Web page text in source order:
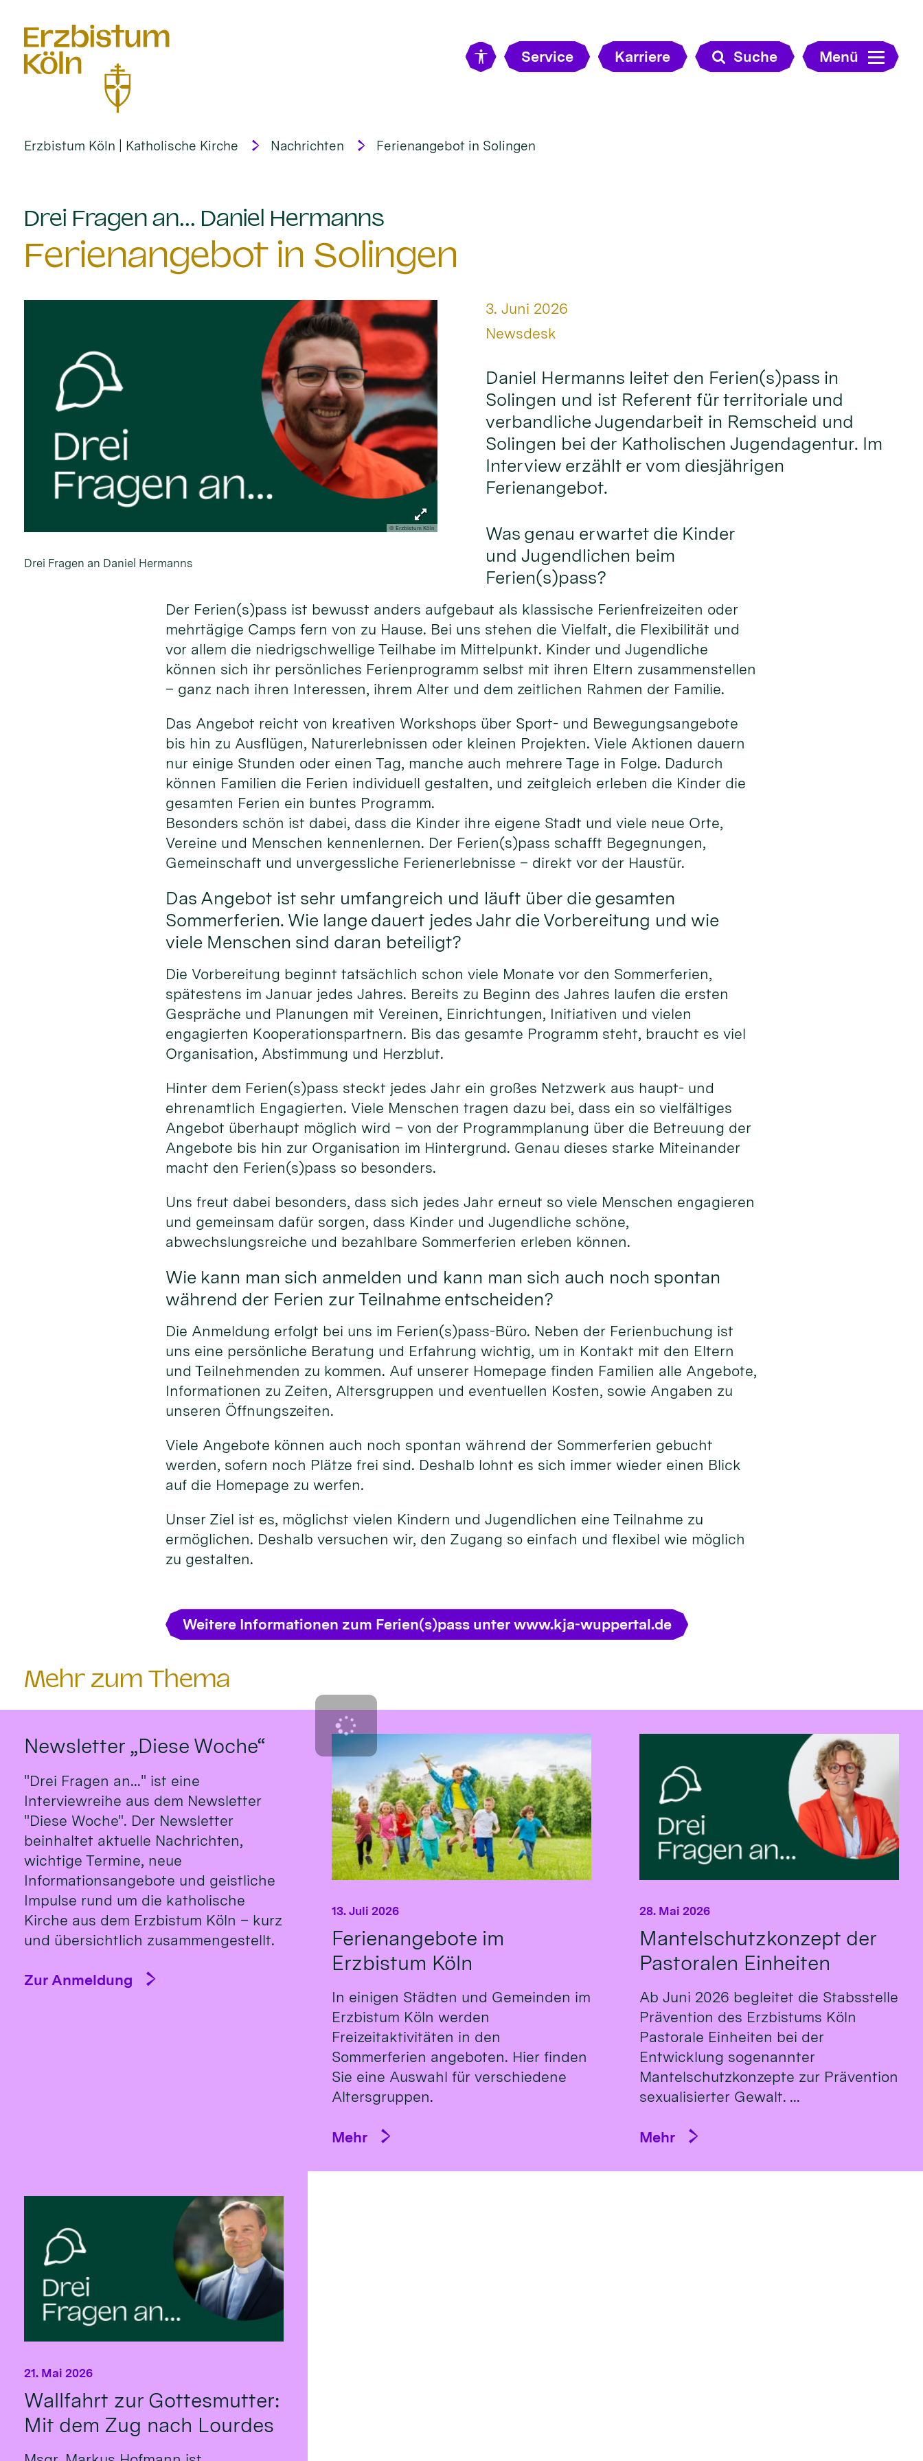
Service Karriere Suche Menü
Erzbistum Köln | Katholische Kirche Nachrichten Ferienangebot in Solingen
Drei Fragen an... Daniel Hermanns
Ferienangebot in Solingen
© Erzbistum Köln
Drei Fragen an Daniel Hermanns
Datum:
3. Juni 2026
Von:
Newsdesk
Daniel Hermanns leitet den Ferien(s)pass in
Solingen und ist Referent für territoriale und
verbandliche Jugendarbeit in Remscheid und
Solingen bei der Katholischen Jugendagentur. Im
Interview erzählt er vom diesjährigen
Ferienangebot.
Was genau erwartet die Kinder
und Jugendlichen beim
Ferien(s)pass?
Der Ferien(s)pass ist bewusst anders aufgebaut als klassische Ferienfreizeiten oder
mehrtägige Camps fern von zu Hause. Bei uns stehen die Vielfalt, die Flexibilität und
vor allem die niedrigschwellige Teilhabe im Mittelpunkt. Kinder und Jugendliche
können sich ihr persönliches Ferienprogramm selbst mit ihren Eltern zusammenstellen
– ganz nach ihren Interessen, ihrem Alter und dem zeitlichen Rahmen der Familie.
Das Angebot reicht von kreativen Workshops über Sport- und Bewegungsangebote
bis hin zu Ausflügen, Naturerlebnissen oder kleinen Projekten. Viele Aktionen dauern
nur einige Stunden oder einen Tag, manche auch mehrere Tage in Folge. Dadurch
können Familien die Ferien individuell gestalten, und zeitgleich erleben die Kinder die
gesamten Ferien ein buntes Programm.
Besonders schön ist dabei, dass die Kinder ihre eigene Stadt und viele neue Orte,
Vereine und Menschen kennenlernen. Der Ferien(s)pass schafft Begegnungen,
Gemeinschaft und unvergessliche Ferienerlebnisse – direkt vor der Haustür.
Das Angebot ist sehr umfangreich und läuft über die gesamten
Sommerferien. Wie lange dauert jedes Jahr die Vorbereitung und wie
viele Menschen sind daran beteiligt?
Die Vorbereitung beginnt tatsächlich schon viele Monate vor den Sommerferien,
spätestens im Januar jedes Jahres. Bereits zu Beginn des Jahres laufen die ersten
Gespräche und Planungen mit Vereinen, Einrichtungen, Initiativen und vielen
engagierten Kooperationspartnern. Bis das gesamte Programm steht, braucht es viel
Organisation, Abstimmung und Herzblut.
Hinter dem Ferien(s)pass steckt jedes Jahr ein großes Netzwerk aus haupt- und
ehrenamtlich Engagierten. Viele Menschen tragen dazu bei, dass ein so vielfältiges
Angebot überhaupt möglich wird – von der Programmplanung über die Betreuung der
Angebote bis hin zur Organisation im Hintergrund. Genau dieses starke Miteinander
macht den Ferien(s)pass so besonders.
Uns freut dabei besonders, dass sich jedes Jahr erneut so viele Menschen engagieren
und gemeinsam dafür sorgen, dass Kinder und Jugendliche schöne,
abwechslungsreiche und bezahlbare Sommerferien erleben können.
Wie kann man sich anmelden und kann man sich auch noch spontan
während der Ferien zur Teilnahme entscheiden?
Die Anmeldung erfolgt bei uns im Ferien(s)pass-Büro. Neben der Ferienbuchung ist
uns eine persönliche Beratung und Erfahrung wichtig, um in Kontakt mit den Eltern
und Teilnehmenden zu kommen. Auf unserer Homepage finden Familien alle Angebote,
Informationen zu Zeiten, Altersgruppen und eventuellen Kosten, sowie Angaben zu
unseren Öffnungszeiten.
Viele Angebote können auch noch spontan während der Sommerferien gebucht
werden, sofern noch Plätze frei sind. Deshalb lohnt es sich immer wieder einen Blick
auf die Homepage zu werfen.
Unser Ziel ist es, möglichst vielen Kindern und Jugendlichen eine Teilnahme zu
ermöglichen. Deshalb versuchen wir, den Zugang so einfach und flexibel wie möglich
zu gestalten.
Weitere Informationen zum Ferien(s)pass unter www.kja-wuppertal.de
Mehr zum Thema
Newsletter „Diese Woche“
"Drei Fragen an..." ist eine
Interviewreihe aus dem Newsletter
"Diese Woche". Der Newsletter
beinhaltet aktuelle Nachrichten,
wichtige Termine, neue
Informationsangebote und geistliche
Impulse rund um die katholische
Kirche aus dem Erzbistum Köln – kurz
und übersichtlich zusammengestellt.
Zur Anmeldung
Ferienangebote im
Erzbistum Köln
13. Juli 2026
In einigen Städten und Gemeinden im
Erzbistum Köln werden
Freizeitaktivitäten in den
Sommerferien angeboten. Hier finden
Sie eine Auswahl für verschiedene
Altersgruppen.
Mehr
Mantelschutzkonzept der
Pastoralen Einheiten
28. Mai 2026
Ab Juni 2026 begleitet die Stabsstelle
Prävention des Erzbistums Köln
Pastorale Einheiten bei der
Entwicklung sogenannter
Mantelschutzkonzepte zur Prävention
sexualisierter Gewalt. ...
Mehr
Wallfahrt zur Gottesmutter:
Mit dem Zug nach Lourdes
21. Mai 2026